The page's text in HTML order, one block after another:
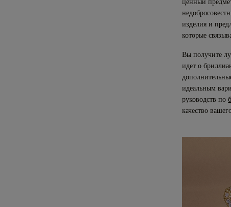
ценный
изделия и
которые
Вы получите
идет о
идеальным
руководств по
качество